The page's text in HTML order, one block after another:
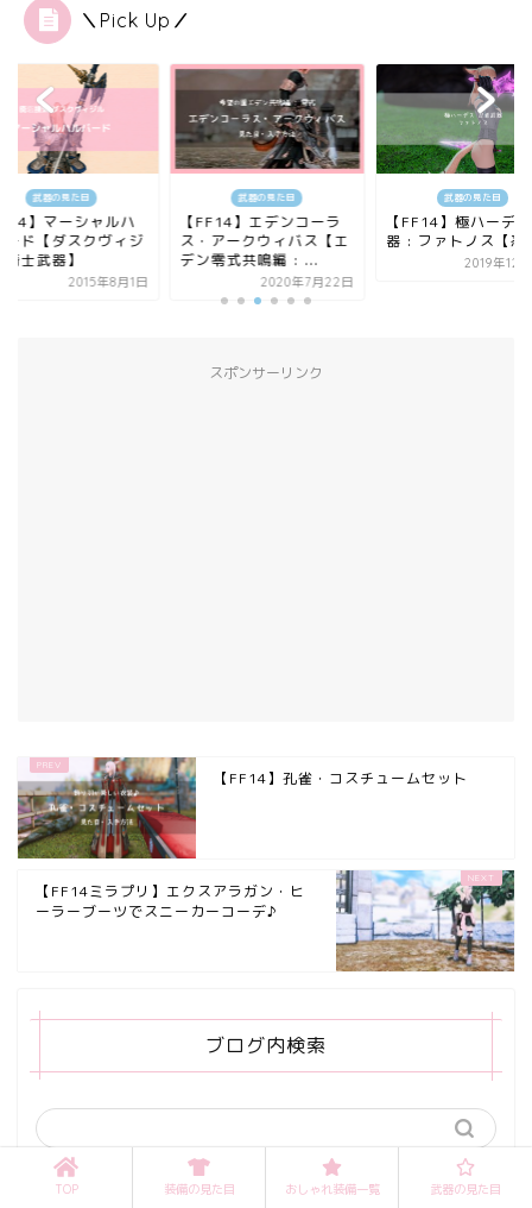
＼Pick Up／
武器の見た目
】マーシャルハ
ード【ダスクヴィジ
士武器】
2015年8月1日
武器の見た目
【FF14】エデンコーラ
ス・アークウィバス【エ
デン零式共鳴編 : ...
2020年7月22日
武器の見た目
【FF14】極ハーデ
器 : ファトノス【忍
2019年12
スポンサーリンク
【FF14】孔雀・コスチュームセット
【FF14ミラプリ】エクスアラガン・ヒ
ーラーブーツでスニーカーコーデ♪
ブログ内検索
TOP 装備の見た目 おしゃれ装備一覧 武器の見た目